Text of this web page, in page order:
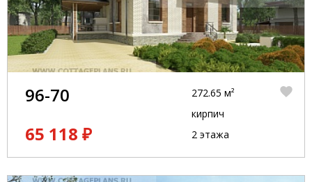
96-70
65 118 ₽
272.65 м²
кирпич
2 этажа